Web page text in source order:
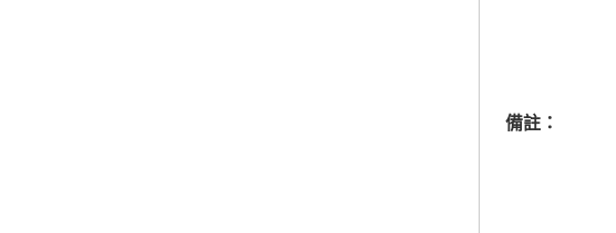
備註：